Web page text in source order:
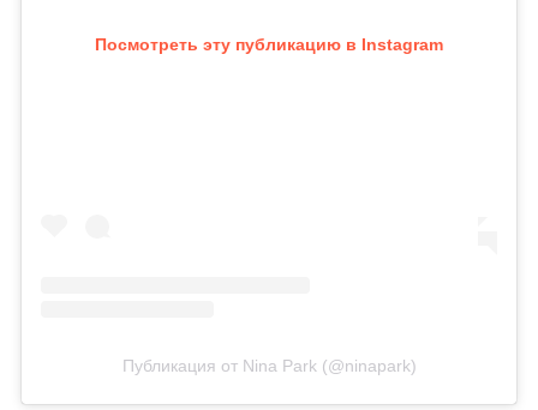
Посмотреть эту публикацию в Instagram
Публикация от Nina Park (@ninapark)